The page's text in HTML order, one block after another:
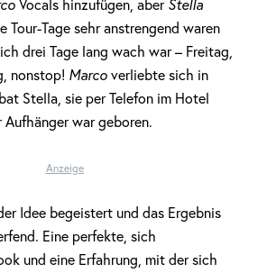
Vocals hinzufügen, aber Stella
Tour-Tage sehr anstrengend waren
drei Tage lang wach war – Freitag,
nonstop! Marco verliebte sich in
Stella, sie per Telefon im Hotel
Aufhänger war geboren.
Anzeige
Idee begeistert und das Ergebnis
Eine perfekte, sich
und eine Erfahrung, mit der sich